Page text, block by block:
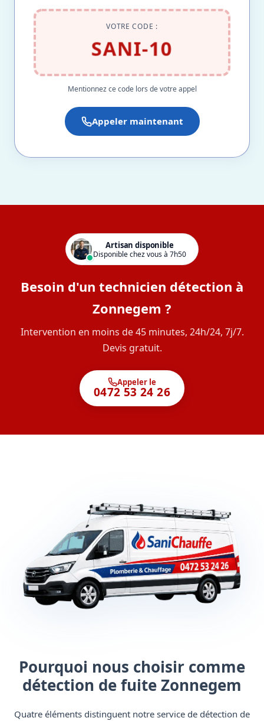
VOTRE CODE :
SANI-10
Mentionnez ce code lors de votre appel
Appeler maintenant
Artisan disponible
Disponible chez vous à 7h50
Besoin d'un technicien détection à
Zonnegem ?
Intervention en moins de 45 minutes, 24h/24, 7j/7.
Devis gratuit.
Appeler le
0472 53 24 26
Pourquoi nous choisir comme
détection de fuite Zonnegem
Quatre éléments distinguent notre service de détection de